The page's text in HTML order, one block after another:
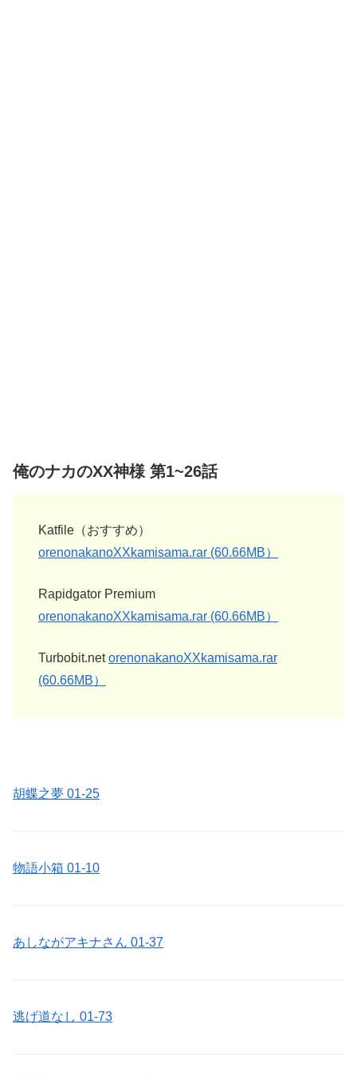
俺のナカのXX神様 第1~26話
Katfile（おすすめ）
orenonakanoXXkamisama.rar (60.66MB）
Rapidgator Premium
orenonakanoXXkamisama.rar (60.66MB）
Turbobit.net orenonakanoXXkamisama.rar
(60.66MB）
胡蝶之夢 01-25
物語小箱 01-10
あしながアキナさん 01-37
逃げ道なし 01-73